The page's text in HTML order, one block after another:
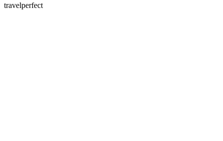
travelperfect